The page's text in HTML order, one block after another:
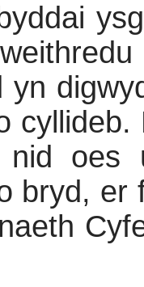
yn
nid oes
bryd,